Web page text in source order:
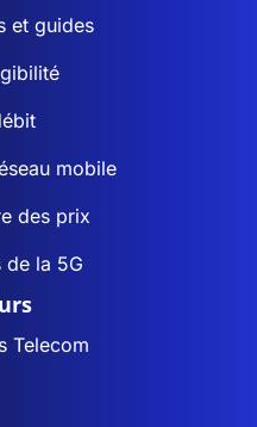
et guides
mobile
des prix
de la 5G
Telecom